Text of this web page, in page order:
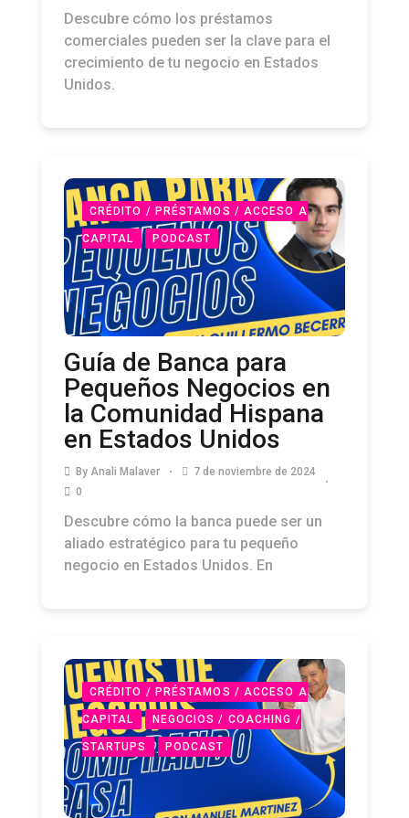
Descubre cómo los préstamos
comerciales pueden ser la clave para el
crecimiento de tu negocio en Estados
Unidos.
CRÉDITO / PRÉSTAMOS / ACCESO A
CAPITAL PODCAST
Guía de Banca para
Pequeños Negocios en
la Comunidad Hispana
en Estados Unidos
By Anali Malaver
7 de noviembre de 2024
0
Descubre cómo la banca puede ser un
aliado estratégico para tu pequeño
negocio en Estados Unidos. En
CRÉDITO / PRÉSTAMOS / ACCESO A
CAPITAL NEGOCIOS / COACHING /
STARTUPS PODCAST